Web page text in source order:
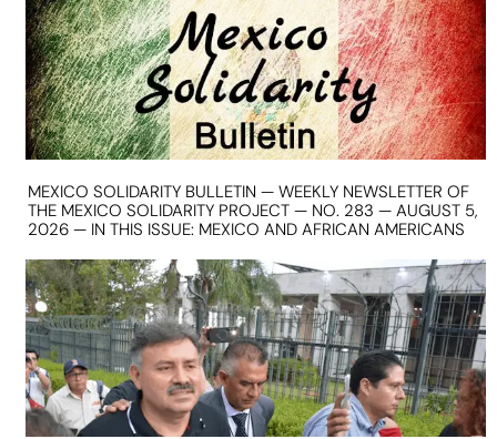
MEXICO SOLIDARITY BULLETIN — WEEKLY NEWSLETTER OF
THE MEXICO SOLIDARITY PROJECT — NO. 283 — AUGUST 5,
2026 — IN THIS ISSUE: MEXICO AND AFRICAN AMERICANS